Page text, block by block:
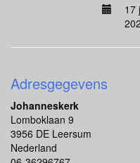
17
Adresgegevens
Johanneskerk
Lomboklaan 9
3956 DE Leersum
Nederland